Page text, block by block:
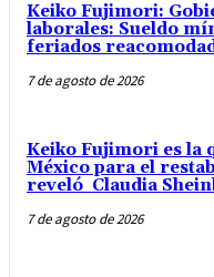
Keiko Fujimori:
laborales: Sueldo
feriados
7 de agosto de 2026
Keiko Fujimori es la
México para el
reveló Claudia
7 de agosto de 2026